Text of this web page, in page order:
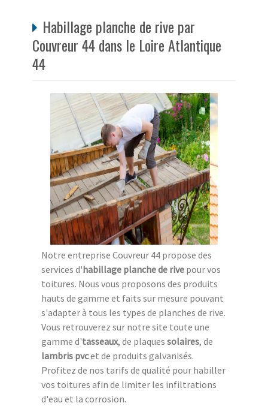
Habillage planche de rive par
Couvreur 44 dans le Loire Atlantique
44
Notre entreprise Couvreur 44 propose des
services d'habillage planche de rive pour vos
toitures. Nous vous proposons des produits
hauts de gamme et faits sur mesure pouvant
s'adapter à tous les types de planches de rive.
Vous retrouverez sur notre site toute une
gamme d'tasseaux, de plaques solaires, de
lambris pvcet de produits galvanisés.
Profitez de nos tarifs de qualité pour habiller
vos toitures afin de limiter les infiltrations
d'eau et la corrosion.